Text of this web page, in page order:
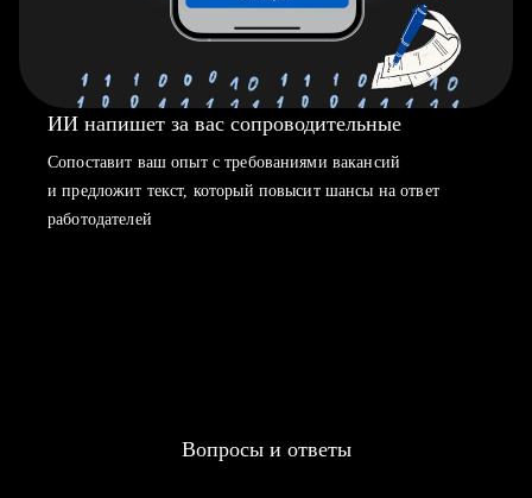
ИИ напишет за вас сопроводительные
Сопоставит ваш опыт с требованиями вакансий
и предложит текст, который повысит шансы на ответ
работодателей
Вопросы и ответы